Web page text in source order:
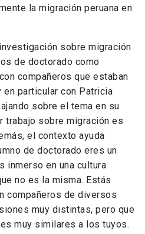
la migración peruana en
sobre migración
de doctorado como
compañeros que estaban
particular con Patricia
sobre el tema en su
trabajo sobre migración es
el contexto ayuda
de doctorado eres un
inmerso en una cultura
no es la misma. Estás
compañeros de diversos
muy distintas, pero que
muy similares a los tuyos.